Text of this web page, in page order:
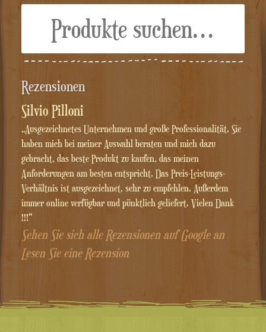
Rezensionen
Silvio Pilloni
„Ausgezeichnetes Unternehmen und große Professionalität. Sie
haben mich bei meiner Auswahl beraten und mich dazu
gebracht, das beste Produkt zu kaufen, das meinen
Anforderungen am besten entspricht. Das Preis-Leistungs-
Verhältnis ist ausgezeichnet, sehr zu empfehlen. Außerdem
immer online verfügbar und pünktlich geliefert. Vielen Dank
!!!"
Sehen Sie sich alle Rezensionen auf Google an
Lesen Sie eine Rezension